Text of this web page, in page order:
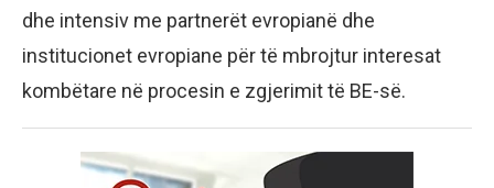
dhe intensiv me partnerët evropianë dhe
institucionet evropiane për të mbrojtur interesat
kombëtare në procesin e zgjerimit të BE-së.